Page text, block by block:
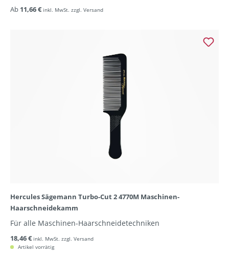
Ab 11,66 € inkl. MwSt. zzgl. Versand
Hercules Sägemann Turbo-Cut 2 4770M Maschinen-
Haarschneidekamm
Für alle Maschinen-Haarschneidetechniken
18,46 € inkl. MwSt. zzgl. Versand
Artikel vorrätig